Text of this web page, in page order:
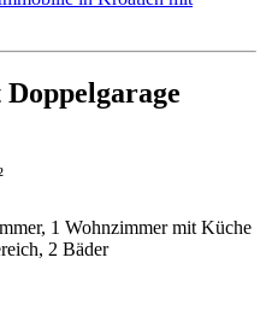
1 Wohnzimmer mit Küche
2 Bäder